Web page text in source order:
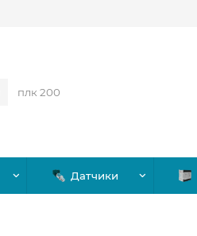
Датчики